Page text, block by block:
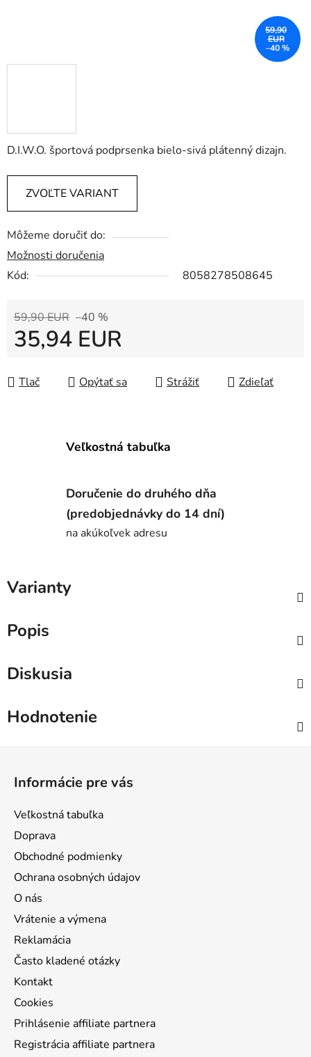
D.I.W.O. športová podprsenka bielo-sivá plátenný dizajn.
ZVOĽTE VARIANT
Môžeme doručiť do:
Možnosti doručenia
Kód:
8058278508645
59,90 EUR –40 %
35,94 EUR
Tlač
Opýtať sa Strážiť Zdieľať
59,90
EUR
–40 %
Veľkostná tabuľka
Doručenie do druhého dňa
(predobjednávky do 14 dní)
na akúkoľvek adresu
Varianty
Popis
Diskusia
Hodnotenie
Informácie pre vás
Veľkostná tabuľka
Doprava
Obchodné podmienky
Ochrana osobných údajov
O nás
Vrátenie a výmena
Reklamácia
Často kladené otázky
Kontakt
Cookies
Prihlásenie affiliate partnera
Registrácia affiliate partnera